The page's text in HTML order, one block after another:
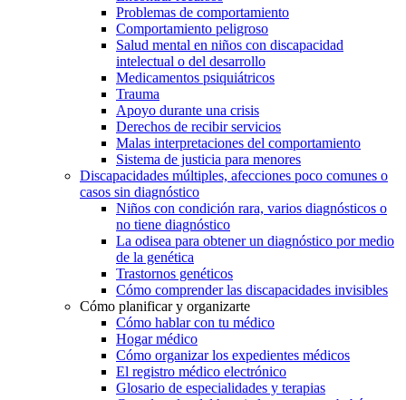
Problemas de comportamiento
Comportamiento peligroso
Salud mental en niños con discapacidad
intelectual o del desarrollo
Medicamentos psiquiátricos
Trauma
Apoyo durante una crisis
Derechos de recibir servicios
Malas interpretaciones del comportamiento
Sistema de justicia para menores
Discapacidades múltiples, afecciones poco comunes o
casos sin diagnóstico
Niños con condición rara, varios diagnósticos o
no tiene diagnóstico
La odisea para obtener un diagnóstico por medio
de la genética
Trastornos genéticos
Cómo comprender las discapacidades invisibles
Cómo planificar y organizarte
Cómo hablar con tu médico
Hogar médico
Cómo organizar los expedientes médicos
El registro médico electrónico
Glosario de especialidades y terapias